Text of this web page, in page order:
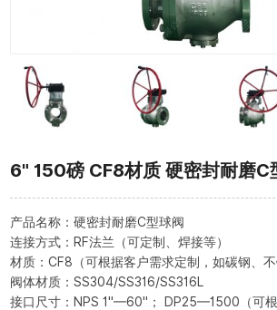
6" 150磅 CF8材质 硬密封耐磨C
产品名称：硬密封耐磨C型球阀
连接方式：RF法兰（可定制、焊接等）
材质：CF8（可根据客户需求定制，如碳钢、不
阀体材质：SS304/SS316/SS316L
接口尺寸：NPS 1"—60"； DP25—1500（可根